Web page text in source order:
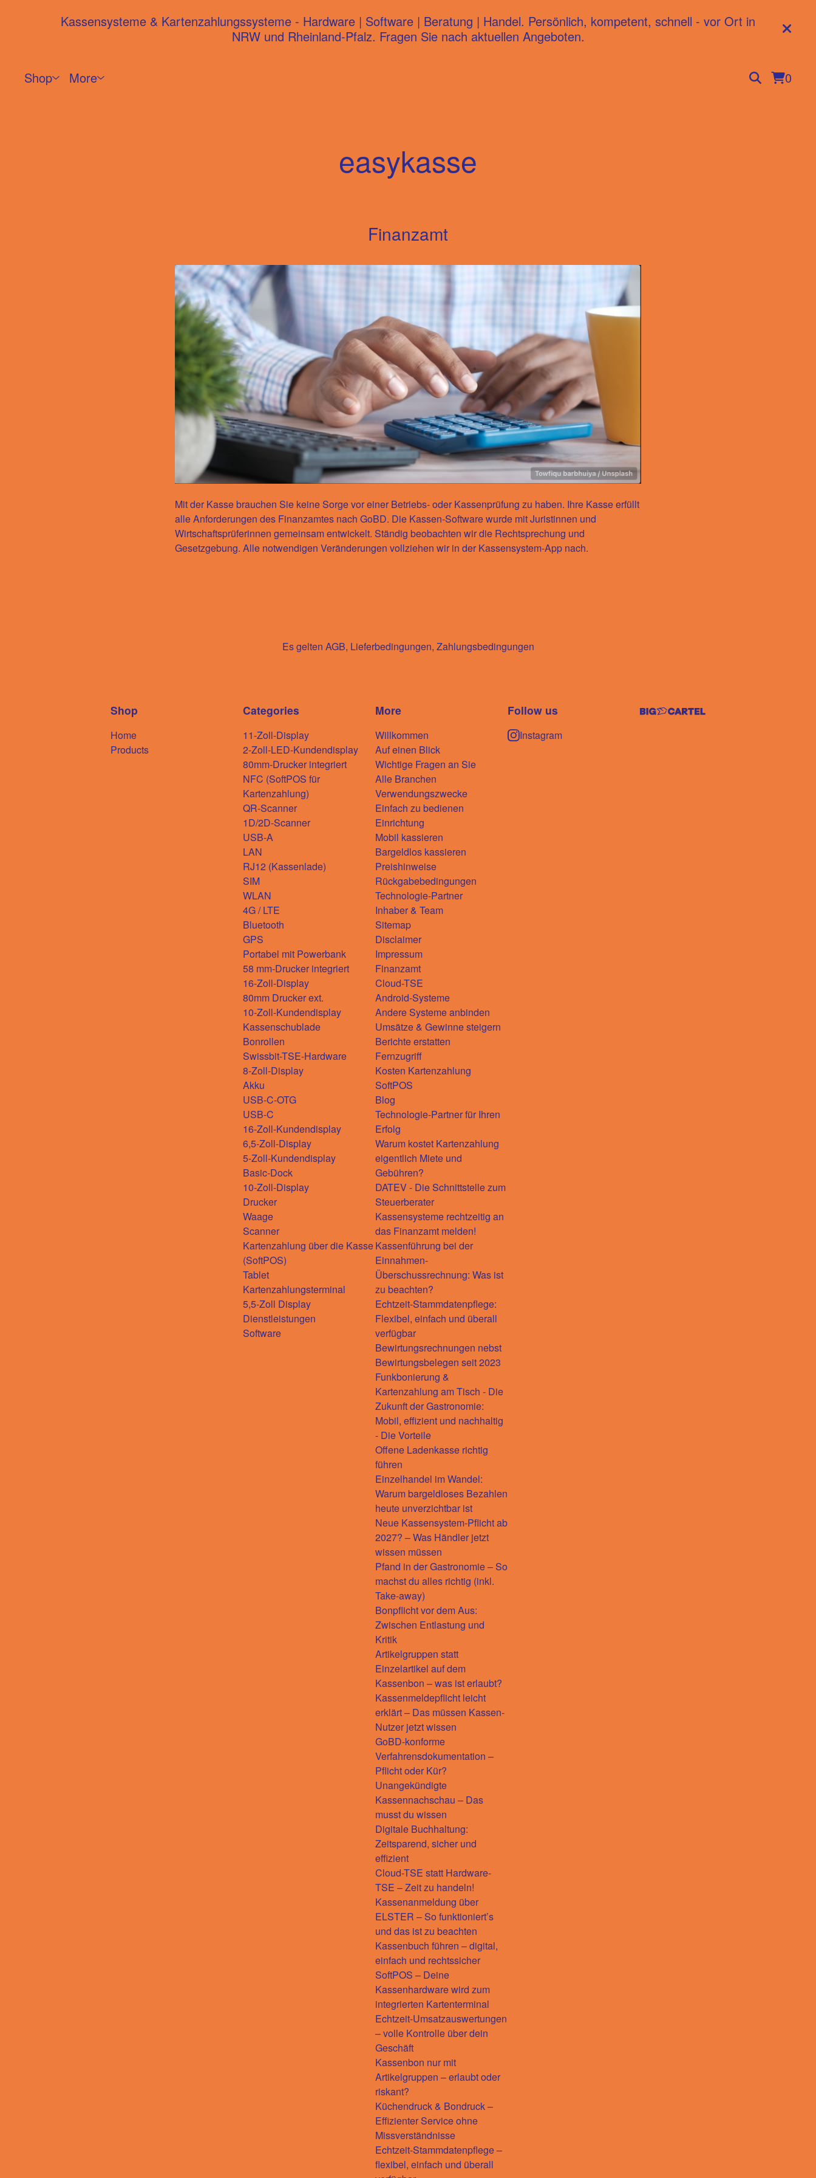
Kassensysteme & Kartenzahlungssysteme - Hardware | Software | Beratung | Handel. Persönlich, kompetent, schnell - vor Ort in
NRW und Rheinland-Pfalz. Fragen Sie nach aktuellen Angeboten.
Shop More 0
easykasse
Finanzamt
Mit der Kasse brauchen Sie keine Sorge vor einer Betriebs- oder Kassenprüfung zu haben. Ihre Kasse erfüllt
alle Anforderungen des Finanzamtes nach GoBD. Die Kassen-Software wurde mit Juristinnen und
Wirtschaftsprüferinnen gemeinsam entwickelt. Ständig beobachten wir die Rechtsprechung und
Gesetzgebung. Alle notwendigen Veränderungen vollziehen wir in der Kassensystem-App nach.
Es gelten AGB, Lieferbedingungen, Zahlungsbedingungen
Shop
Home
Products
Categories
11-Zoll-Display
2-Zoll-LED-Kundendisplay
80mm-Drucker integriert
NFC (SoftPOS für
Kartenzahlung)
QR-Scanner
1D/2D-Scanner
USB-A
LAN
RJ12 (Kassenlade)
SIM
WLAN
4G / LTE
Bluetooth
GPS
Portabel mit Powerbank
58 mm-Drucker integriert
16-Zoll-Display
80mm Drucker ext.
10-Zoll-Kundendisplay
Kassenschublade
Bonrollen
Swissbit-TSE-Hardware
8-Zoll-Display
Akku
USB-C-OTG
USB-C
16-Zoll-Kundendisplay
6,5-Zoll-Display
5-Zoll-Kundendisplay
Basic-Dock
10-Zoll-Display
Drucker
Waage
Scanner
Kartenzahlung über die Kasse
(SoftPOS)
Tablet
Kartenzahlungsterminal
5,5-Zoll Display
Dienstleistungen
Software
More
Willkommen
Auf einen Blick
Wichtige Fragen an Sie
Alle Branchen
Verwendungszwecke
Einfach zu bedienen
Einrichtung
Mobil kassieren
Bargeldlos kassieren
Preishinweise
Rückgabebedingungen
Technologie-Partner
Inhaber & Team
Sitemap
Disclaimer
Impressum
Finanzamt
Cloud-TSE
Android-Systeme
Andere Systeme anbinden
Umsätze & Gewinne steigern
Berichte erstatten
Fernzugriff
Kosten Kartenzahlung
SoftPOS
Blog
Technologie-Partner für Ihren
Erfolg
Warum kostet Kartenzahlung
eigentlich Miete und
Gebühren?
DATEV - Die Schnittstelle zum
Steuerberater
Kassensysteme rechtzeitig an
das Finanzamt melden!
Kassenführung bei der
Einnahmen-
Überschussrechnung: Was ist
zu beachten?
Echtzeit-Stammdatenpflege:
Flexibel, einfach und überall
verfügbar
Bewirtungsrechnungen nebst
Bewirtungsbelegen seit 2023
Funkbonierung &
Kartenzahlung am Tisch - Die
Zukunft der Gastronomie:
Mobil, effizient und nachhaltig
- Die Vorteile
Offene Ladenkasse richtig
führen
Einzelhandel im Wandel:
Warum bargeldloses Bezahlen
heute unverzichtbar ist
Neue Kassensystem-Pflicht ab
2027? – Was Händler jetzt
wissen müssen
Pfand in der Gastronomie – So
machst du alles richtig (inkl.
Take-away)
Bonpflicht vor dem Aus:
Zwischen Entlastung und
Kritik
Artikelgruppen statt
Einzelartikel auf dem
Kassenbon – was ist erlaubt?
Kassenmeldepflicht leicht
erklärt – Das müssen Kassen-
Nutzer jetzt wissen
GoBD-konforme
Verfahrensdokumentation –
Pflicht oder Kür?
Unangekündigte
Kassennachschau – Das
musst du wissen
Digitale Buchhaltung:
Zeitsparend, sicher und
effizient
Cloud-TSE statt Hardware-
TSE – Zeit zu handeln!
Kassenanmeldung über
ELSTER – So funktioniert’s
und das ist zu beachten
Kassenbuch führen – digital,
einfach und rechtssicher
SoftPOS – Deine
Kassenhardware wird zum
integrierten Kartenterminal
Echtzeit-Umsatzauswertungen
– volle Kontrolle über dein
Geschäft
Kassenbon nur mit
Artikelgruppen – erlaubt oder
riskant?
Küchendruck & Bondruck –
Effizienter Service ohne
Missverständnisse
Echtzeit-Stammdatenpflege –
flexibel, einfach und überall
Follow us
Instagram